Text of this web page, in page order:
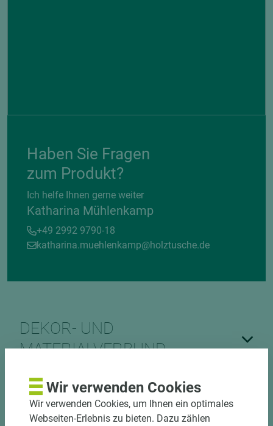
Haben Sie Fragen
zum Produkt?
Ich helfe Ihnen gerne weiter
Katharina Mühlenkamp
+49 2992 9790-18
katharina.muehlenkamp@holztusche.de
DEKOR- UND
MATERIALVERBUND
Wir verwenden Cookies
Wir verwenden Cookies, um Ihnen ein optimales
Webseiten-Erlebnis zu bieten. Dazu zählen